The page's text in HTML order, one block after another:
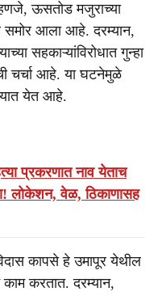
ऊसतोड मजुराच्या
आला आहे. दरम्यान,
सहकाऱ्यांविरोधात गुन्हा
चर्चा आहे. या घटनेमुळे
येत आहे.
प्रकरणात नाव येताच
लोकेशन, वेळ, ठिकाणासह
कापसे हे उमापूर येथील
करतात. दरम्यान,